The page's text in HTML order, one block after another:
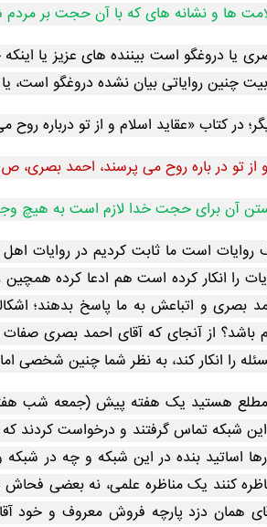
ها و نشانه های که با آن حجت بر مردم
یا دروغگو است بیننده های عزیز یا
چنین روایاتی بیان نشده دروغگو است،
در کتاب «عقاید اسلام و از تو درباره روح می پرسند»
از تو در باره روح می پرسند، احمد بصری، ص 194
آن برای حجت خدا لازم است به هیچ
روایات است ما ثابت کردیم در روایات
بصری و اتباعش به ما پاسخ بدهند؛
باشد؟ از آنجای که آقای احمد بصری
را انکار کند، به نظر شما چنین شخصی
هستید یک هفته پیش (جمعه شب هفته
این شبکه تماس گرفتند و درخواست کردند
اساتید بنده در این شبکه و چه در
کنند یک مناظره علمی، نه بعضی
همان دزد پارچه فروش معروف و خود آقای